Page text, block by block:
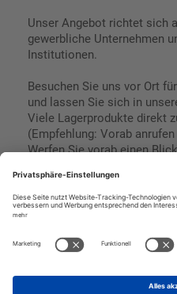
Unser Angebot richtet sich
gewerbliche Unternehmen
Institutionen.
Besuchen Sie uns vor Ort
und lassen Sie sich in
Viele Lagerprodukte direkt
(Empfehlung: Vorab
Werfen Sie vorab einen
Impressum
Datenschutz